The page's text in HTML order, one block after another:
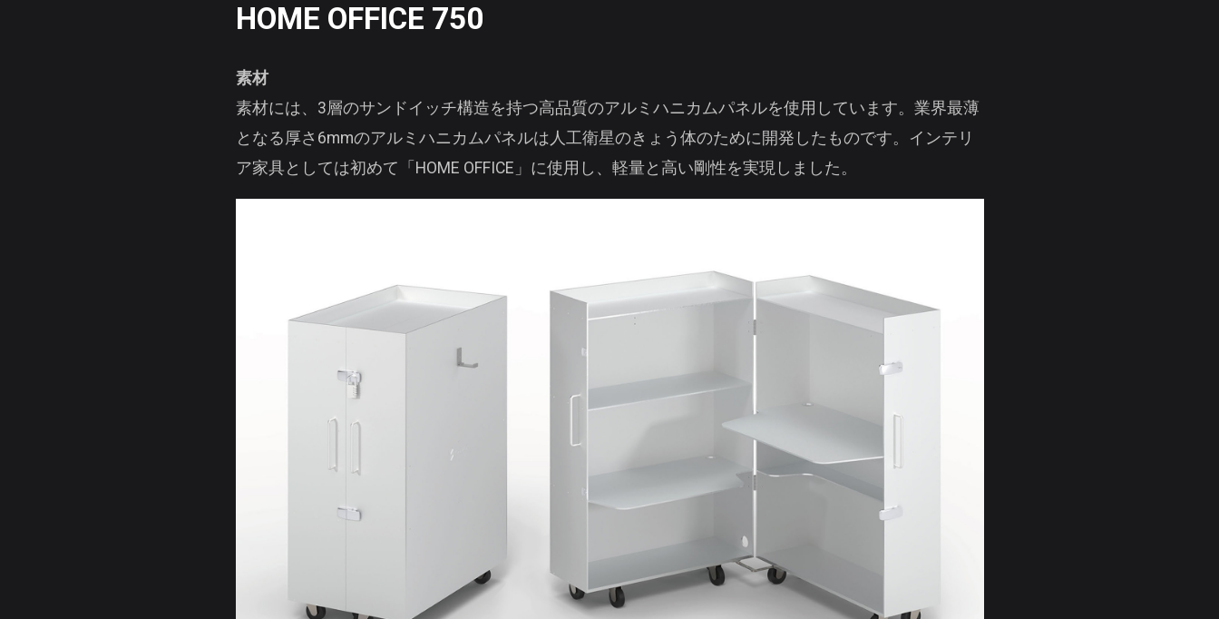
HOME OFFICE 750
素材
素材には、3層のサンドイッチ構造を持つ高品質のアルミハニカムパネルを使用しています。業界最薄
となる厚さ6mmのアルミハニカムパネルは人工衛星のきょう体のために開発したものです。インテリ
ア家具としては初めて「HOME OFFICE」に使用し、軽量と高い剛性を実現しました。